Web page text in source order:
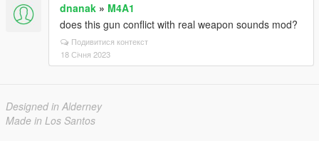
dnanak » M4A1
does this gun conflict with real weapon sounds mod?
Подивитися контекст
18 Січня 2023
Designed in Alderney
Made in Los Santos